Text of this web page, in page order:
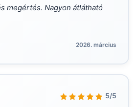
megértés. Nagyon átlátható
2026. március
5/5